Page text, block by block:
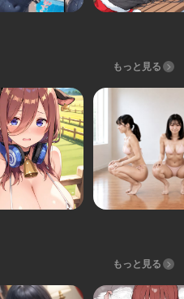
もっと見る
もっと見る